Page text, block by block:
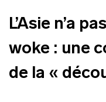
L’Asie n’a
woke : une
de la «